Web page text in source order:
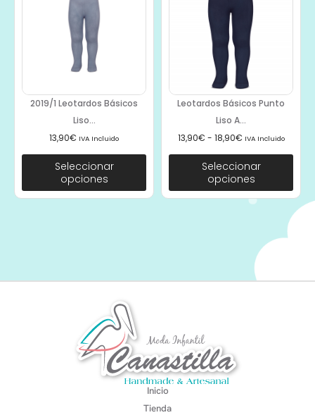
2019/1 Leotardos Básicos
Liso...
13,90€ IVA Incluido
Seleccionar
opciones
Leotardos Básicos Punto
Liso A...
13,90€ - 18,90€ IVA Incluido
Seleccionar
opciones
Inicio
Tienda